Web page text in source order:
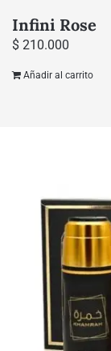
Infini Rose
$ 210.000
Añadir al carrito